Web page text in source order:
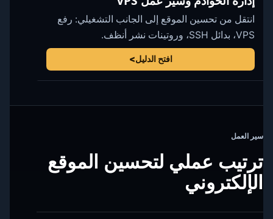
انتقل من تحسين الموقع إلى الجانب التشغيلي: رفع
VPS، بدائل SSH، وروتينات نشر أنظف.
افتح الدليل
سير العمل
ترتيب عملي لتحسين الموقع
الإلكتروني